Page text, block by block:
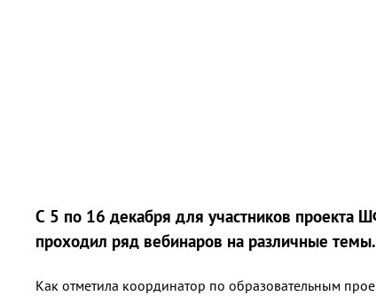
С 5 по 16 декабря для участников проекта
проходил ряд вебинаров на различные темы.
Как отметила координатор по образовательным